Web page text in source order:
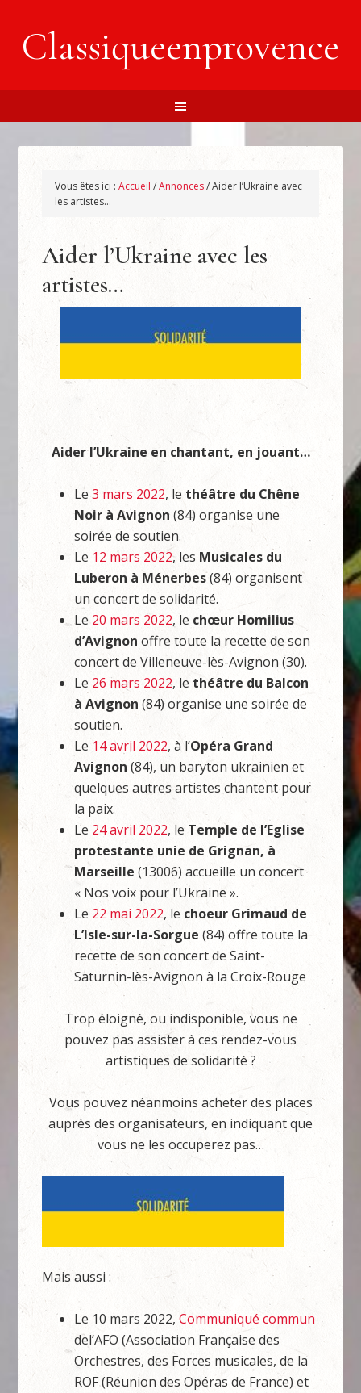
Classiqueenprovence
Vous êtes ici :Accueil /Annonces/Aider l’Ukraine avec
les artistes…
Aider l’Ukraine avec les
artistes…
Aider l’Ukraine en chantant, en jouant…
Le3 mars 2022, lethéâtre du Chêne
Noir à Avignon(84) organise une
soirée de soutien.
Le 12 mars 2022, les Musicales du
Luberon à Ménerbes(84) organisent
un concert de solidarité.
Le20 mars 2022, le chœur Homilius
d’Avignon offre toute la recette de son
concert de Villeneuve-lès-Avignon (30).
Le 26 mars 2022, le théâtre du Balcon
à Avignon (84) organise une soirée de
soutien.
Le 14 avril 2022, à l’Opéra Grand
Avignon (84), un baryton ukrainien et
quelques autres artistes chantent pour
la paix.
Le 24 avril 2022, le Temple de l’Eglise
protestante unie de Grignan, à
Marseille (13006) accueille un concert
« Nos voix pour l’Ukraine ».
Le 22 mai 2022, le choeur Grimaud de
L’Isle-sur-la-Sorgue (84) offre toute la
recette de son concert de Saint-
Saturnin-lès-Avignon à la Croix-Rouge
Trop éloigné, ou indisponible, vous ne
pouvez pas assister à ces rendez-vous
artistiques de solidarité ?
Vous pouvez néanmoins acheter des places
auprès des organisateurs, en indiquant que
vous ne les occuperez pas…
Mais aussi :
Le 10 mars 2022,Communiqué commun
del’AFO (Association Française des
Orchestres, des Forces musicales, de la
ROF (Réunion des Opéras de France) et